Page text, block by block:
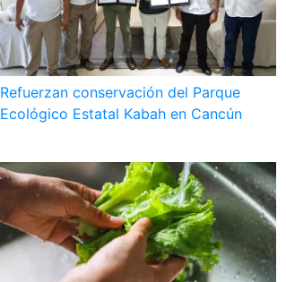
Refuerzan conservación del Parque
Ecológico Estatal Kabah en Cancún